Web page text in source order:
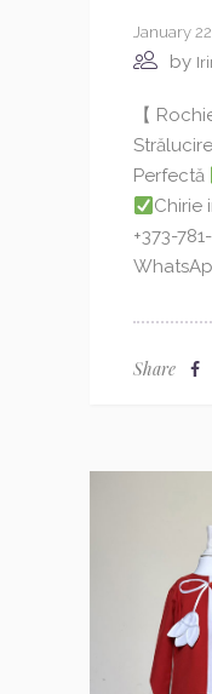
January
by
【
Perfectă
Chirie
+373-
Share